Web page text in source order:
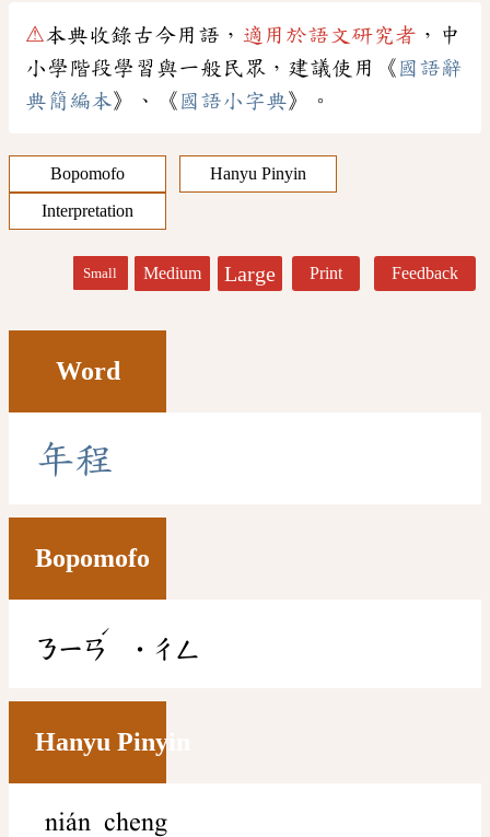
⚠本典收錄古今用語， 適用於語文研究者 ，中
小學階段學習與一般民眾，建議使用《 國語辭
典簡編本》、《 國語小字典》。
Bopomofo
Hanyu Pinyin
Interpretation
Small Medium Large Print Feedback
Word
年程
Bopomofo
ㄋㄧㄢ
ˊ
˙ㄔㄥ
Hanyu Pinyin
nián cheng